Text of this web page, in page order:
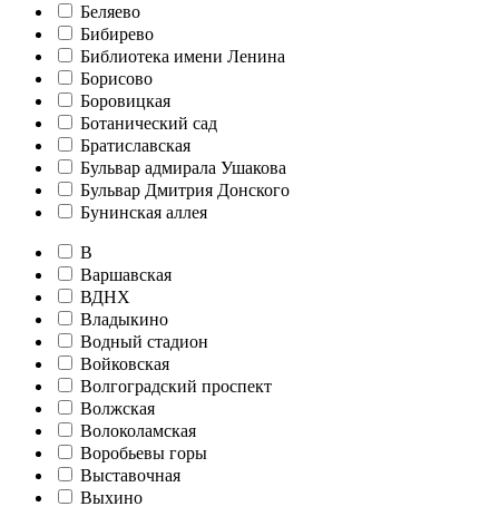
Беляево
Бибирево
Библиотека имени Ленина
Борисово
Боровицкая
Ботанический сад
Братиславская
Бульвар адмирала Ушакова
Бульвар Дмитрия Донского
Бунинская аллея
В
Варшавская
ВДНХ
Владыкино
Водный стадион
Войковская
Волгоградский проспект
Волжская
Волоколамская
Воробьевы горы
Выставочная
Выхино